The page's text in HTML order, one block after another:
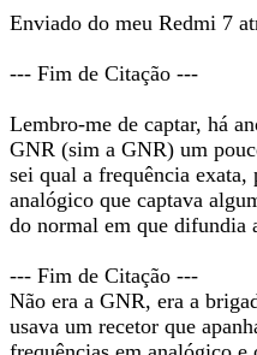
Enviado do meu Redmi 7
--- Fim de Citação ---
Lembro-me de captar, há
GNR (sim a GNR) um
sei qual a frequência
analógico que captava
do normal em que difundia
--- Fim de Citação ---
Não era a GNR, era a
usava um recetor que